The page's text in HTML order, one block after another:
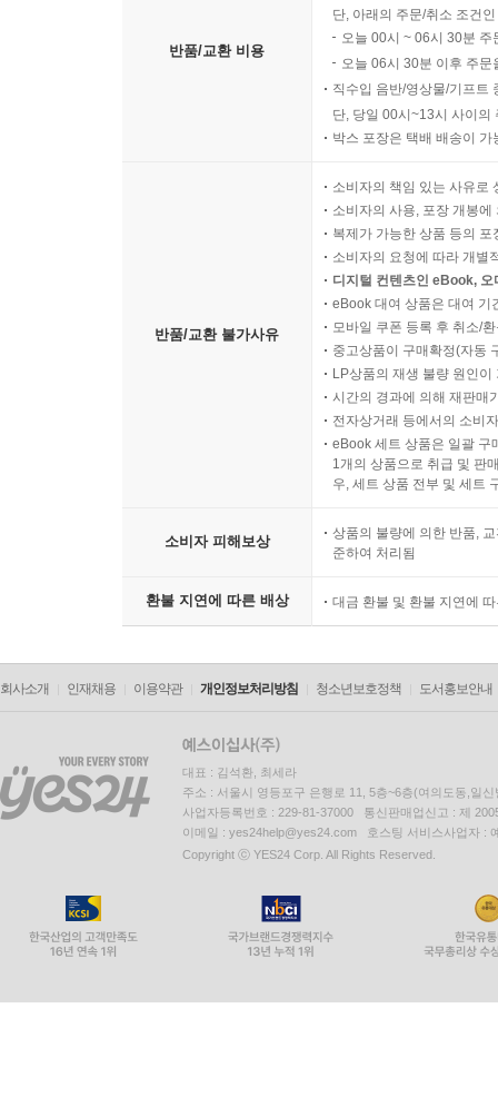
반품/교환 비용
단, 아래의 주문/취소 조건
오늘 00시 ~ 06시 30분
오늘 06시 30분 이후 주
직수입 음반/영상물/기프트
단, 당일 00시~13시 사이의
박스 포장은 택배 배송이
반품/교환 불가사유
소비자의 책임 있는 사유로
소비자의 사용, 포장 개봉
복제가 가능한 상품 등의
소비자의 요청에 따라 개별
디지털 컨텐츠인 eBook,
eBook 대여 상품은 대여 기
모바일 쿠폰 등록 후 취소/
중고상품이 구매확정(자동
LP상품의 재생 불량 원인
시간의 경과에 의해 재판매
전자상거래 등에서의 소비
eBook 세트 상품은 일괄 구
1개의 상품으로 취급 및 판
우, 세트 상품 전부 및 세트
소비자 피해보상
상품의 불량에 의한 반품,
준하여 처리됨
환불 지연에 따른 배상 대금 환불 및 환불 지연에
회사소개 인재채용 이용약관 개인정보처리방침 청소년보호정책 도서홍보안내
대표 : 김석환, 최세라
주소 : 서울시 영등포구 은행로 11, 5층~6층(여의도동,일신
사업자등록번호 : 229-81-37000 통신판매업신고 : 제
이메일 : yes24help@yes24.com 호스팅 서비스사업자 :
Copyright ⓒ YES24 Corp. All Rights Reserved.